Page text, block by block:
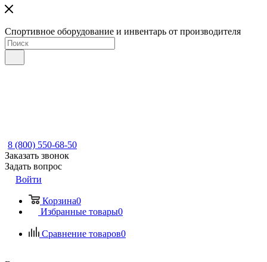
Спортивное оборудование и инвентарь от производителя
8 (800) 550-68-50
Заказать звонок
Задать вопрос
Войти
Корзина0
Избранные товары0
Сравнение товаров0